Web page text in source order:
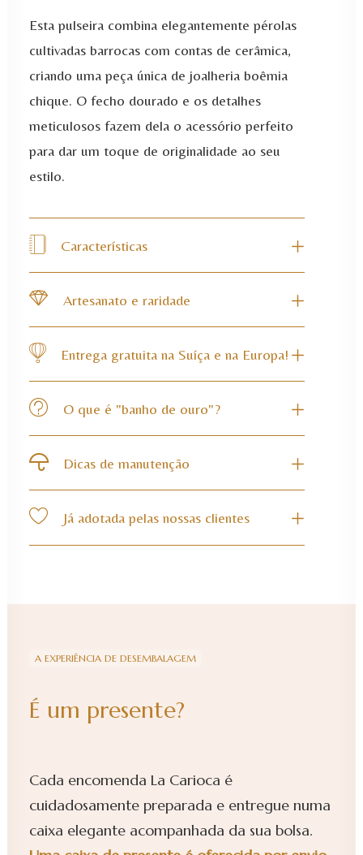
Esta pulseira combina elegantemente pérolas
cultivadas barrocas com contas de cerâmica,
criando uma peça única de joalheria boêmia
chique. O fecho dourado e os detalhes
meticulosos fazem dela o acessório perfeito
para dar um toque de originalidade ao seu
estilo.
Características
Artesanato e raridade
Entrega gratuita na Suíça e na Europa!
O que é "banho de ouro"?
Dicas de manutenção
Já adotada pelas nossas clientes
A EXPERIÊNCIA DE DESEMBALAGEM
É um presente?
Cada encomenda La Carioca é
cuidadosamente preparada e entregue numa
caixa elegante acompanhada da sua bolsa.